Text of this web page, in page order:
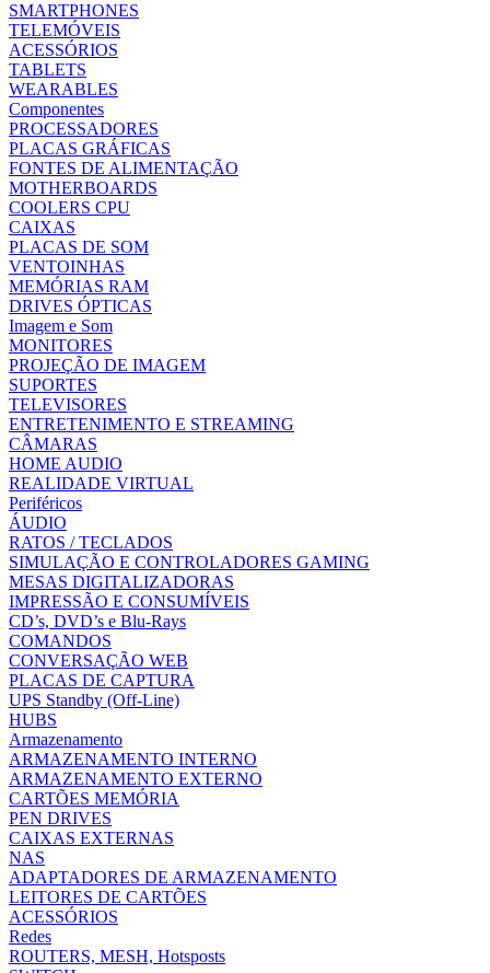
SMARTPHONES
TELEMÓVEIS
ACESSÓRIOS
TABLETS
WEARABLES
Componentes
PROCESSADORES
PLACAS GRÁFICAS
FONTES DE ALIMENTAÇÃO
MOTHERBOARDS
COOLERS CPU
CAIXAS
PLACAS DE SOM
VENTOINHAS
MEMÓRIAS RAM
DRIVES ÓPTICAS
Imagem e Som
MONITORES
PROJEÇÃO DE IMAGEM
SUPORTES
TELEVISORES
ENTRETENIMENTO E STREAMING
CÂMARAS
HOME AUDIO
REALIDADE VIRTUAL
Periféricos
ÁUDIO
RATOS / TECLADOS
SIMULAÇÃO E CONTROLADORES GAMING
MESAS DIGITALIZADORAS
IMPRESSÃO E CONSUMÍVEIS
CD’s, DVD’s e Blu-Rays
COMANDOS
CONVERSAÇÃO WEB
PLACAS DE CAPTURA
UPS Standby (Off-Line)
HUBS
Armazenamento
ARMAZENAMENTO INTERNO
ARMAZENAMENTO EXTERNO
CARTÕES MEMÓRIA
PEN DRIVES
CAIXAS EXTERNAS
NAS
ADAPTADORES DE ARMAZENAMENTO
LEITORES DE CARTÕES
ACESSÓRIOS
Redes
ROUTERS, MESH, Hotsposts